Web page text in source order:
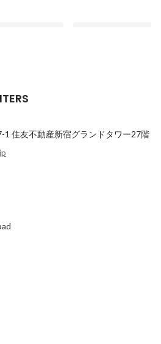
場スポンサー
Latest
1 住友不動産新宿グランドタワー27階